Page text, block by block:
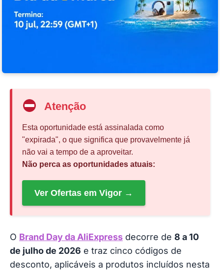
Atenção
Esta oportunidade está assinalada como
"expirada", o que significa que provavelmente já
não vai a tempo de a aproveitar.
Não perca as oportunidades atuais:
Ver Ofertas em Vigor →
O Brand Day da AliExpress decorre de 8 a 10
de julho de 2026 e traz cinco códigos de
desconto, aplicáveis a produtos incluídos nesta